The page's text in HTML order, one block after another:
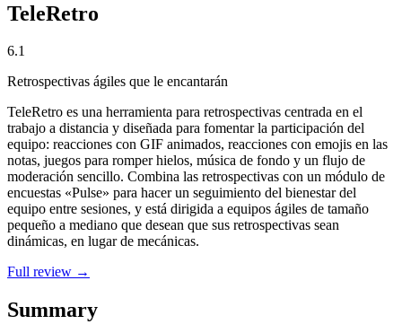
TeleRetro
6.1
Retrospectivas ágiles que le encantarán
TeleRetro es una herramienta para retrospectivas centrada en el
trabajo a distancia y diseñada para fomentar la participación del
equipo: reacciones con GIF animados, reacciones con emojis en las
notas, juegos para romper hielos, música de fondo y un flujo de
moderación sencillo. Combina las retrospectivas con un módulo de
encuestas «Pulse» para hacer un seguimiento del bienestar del
equipo entre sesiones, y está dirigida a equipos ágiles de tamaño
pequeño a mediano que desean que sus retrospectivas sean
dinámicas, en lugar de mecánicas.
Full review →
Summary